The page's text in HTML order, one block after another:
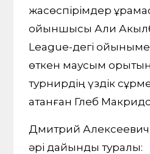
жасөспірімдер
ойыншысы Али
League-дегі
өткен маусым
турнирдің үздік
атанған Глеб
Дмитрий
әрі дайындық туралы: